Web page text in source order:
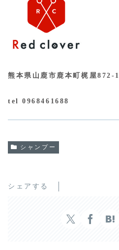
熊本県山鹿市鹿本町梶屋872-1
tel 0968461688
シャンプー
シェアする